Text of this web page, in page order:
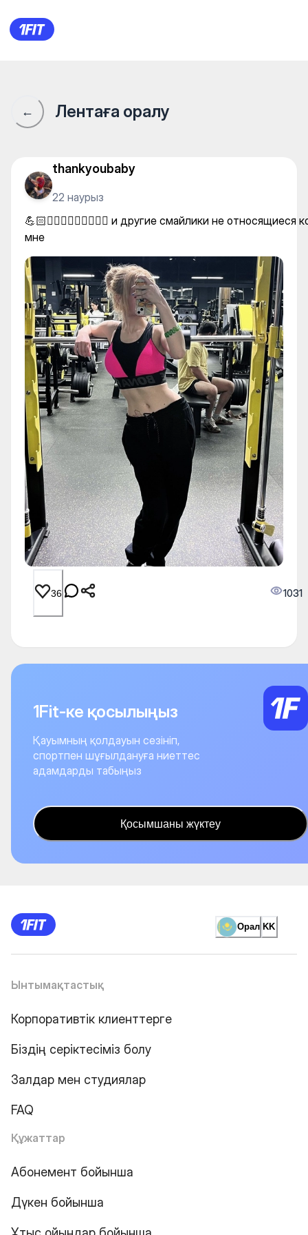
💪🏻🏋🏼‍♀️🏃🏼‍♀️🤾🏼‍♀️ и другие
← Лентаға оралу
thankyoubaby
22 наурыз
💪🏻🏋🏼‍♀️🏃🏼‍♀️🤾🏼‍♀️ и другие смайлики не относящиеся
мне
36 1031
1Fit-ке қосылыңыз
Қауымның қолдауын сезініп,
спортпен шұғылдануға ниеттес
адамдарды табыңыз
Қосымшаны жүктеу
Орал KK
Ынтымақтастық
Корпоративтік клиенттерге
Біздің серіктесіміз болу
Залдар мен студиялар
FAQ
Құжаттар
Абонемент бойынша
Дүкен бойынша